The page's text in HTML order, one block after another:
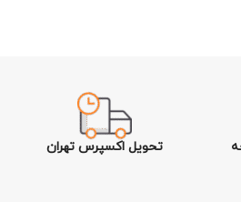
تحویل اکسپرس تهران